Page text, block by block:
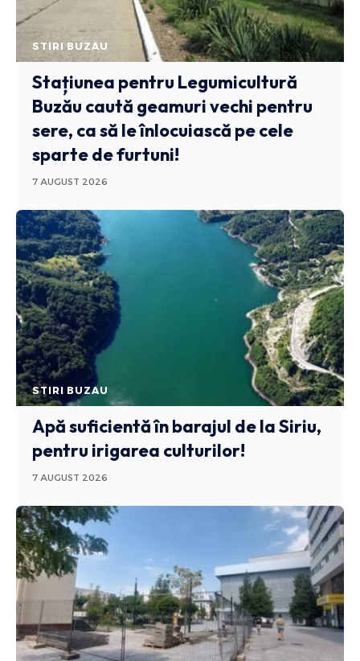
STIRI BUZAU
Stațiunea pentru Legumicultură
Buzău caută geamuri vechi pentru
sere, ca să le înlocuiască pe cele
sparte de furtuni!
7 AUGUST 2026
STIRI BUZAU
Apă suficientă în barajul de la Siriu,
pentru irigarea culturilor!
7 AUGUST 2026